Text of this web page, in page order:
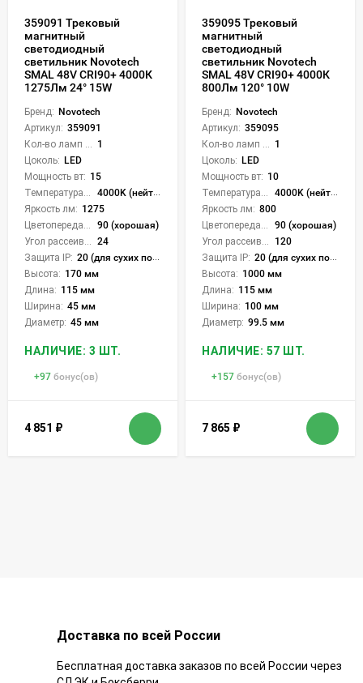
359091 Трековый
магнитный
светодиодный
светильник Novotech
SMAL 48V CRI90+ 4000К
1275Лм 24° 15W
Бренд: Novotech
Артикул: 359091
1
Цоколь: LED
Мощность вт: 15
4000K (нейтральный)
Яркость лм: 1275
90 (хорошая)
24
Защита IP: 20 (для сухих пом.)
Высота: 170 мм
Длина: 115 мм
Ширина: 45 мм
Диаметр: 45 мм
НАЛИЧИЕ: 3 ШТ.
+97 бонус(ов)
4 851 ₽
359095 Трековый
магнитный
светодиодный
светильник Novotech
SMAL 48V CRI90+ 4000К
800Лм 120° 10W
Бренд: Novotech
Артикул: 359095
1
Цоколь: LED
Мощность вт: 10
4000K (нейтральный)
Яркость лм: 800
90 (хорошая)
120
Защита IP: 20 (для сухих пом.)
Высота: 1000 мм
Длина: 115 мм
Ширина: 100 мм
Диаметр: 99.5 мм
НАЛИЧИЕ: 57 ШТ.
+157 бонус(ов)
7 865 ₽
Доставка по всей России
Бесплатная доставка заказов по всей России через